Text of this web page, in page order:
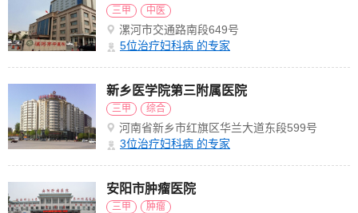
三甲 中医
漯河市交通路南段649号
5位治疗妇科病 的专家
新乡医学院第三附属医院
三甲 综合
河南省新乡市红旗区华兰大道东段599号
3位治疗妇科病 的专家
安阳市肿瘤医院
三甲 肿瘤